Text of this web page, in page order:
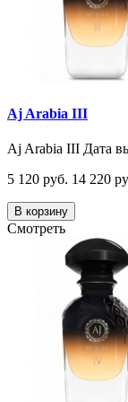
Aj Arabia III
Aj Arabia III Дата
5 120 руб. 14 220
В корзину
Смотреть